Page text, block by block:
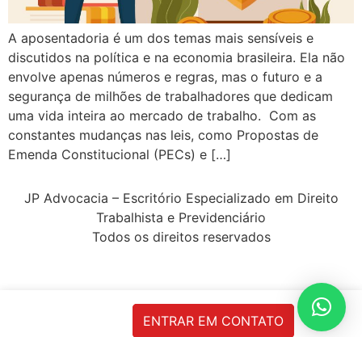
A aposentadoria é um dos temas mais sensíveis e
discutidos na política e na economia brasileira. Ela não
envolve apenas números e regras, mas o futuro e a
segurança de milhões de trabalhadores que dedicam
uma vida inteira ao mercado de trabalho. Com as
constantes mudanças nas leis, como Propostas de
Emenda Constitucional (PECs) e […]
JP Advocacia – Escritório Especializado em Direito
Trabalhista e Previdenciário
Todos os direitos reservados
html, body { margin: 0; padding: 0; font-family: Poppins;
ENTRAR EM CONTATO